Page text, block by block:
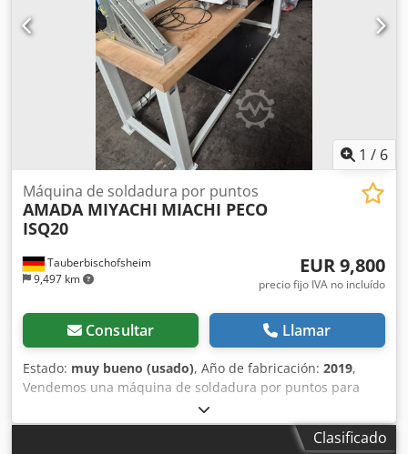
1 / 6
Tauberbischofsheim
9,497 km
Máquina de soldadura por puntos
AMADA MIYACHI MIACHI PECO
ISQ20
EUR 9,800
precio fijo IVA no incluído
Consultar Llamar
Estado: muy bueno (usado), Año de fabricación: 2019,
Vendemos una máquina de soldadura por puntos para
placas de circuito de la marca AMADA, montada en un
banco de trabajo. El cabezal de soldadura es modelo FD
120-A/So, año de fabricación 2019. Dkodpfx Acjyhwduofor
Clasificado